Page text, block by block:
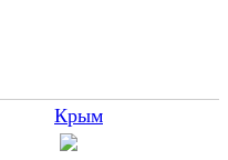
Крым